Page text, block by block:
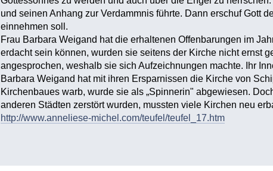
und seinen Anhang zur Verdammnis führte. Dann erschuf Gott
einnehmen soll.
Frau Barbara Weigand hat die erhaltenen Offenbarungen im
erdacht sein können, wurden sie seitens der Kirche nicht ernst
angesprochen, weshalb sie sich Aufzeichnungen machte. Ihr
Barbara Weigand hat mit ihren Ersparnissen die Kirche von
Kirchenbaues warb, wurde sie als „Spinnerin" abgewiesen.
anderen Städten zerstört wurden, mussten viele Kirchen neu
http://www.anneliese-michel.com/teufel/teufel_17.htm